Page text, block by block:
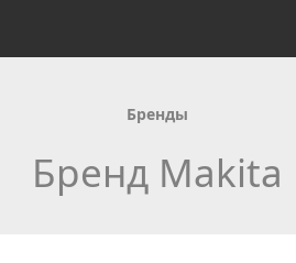
Бренды
Бренд Makita